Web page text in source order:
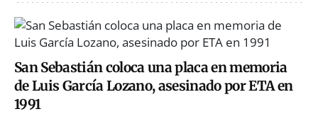
San Sebastián coloca una placa en memoria
de Luis García Lozano, asesinado por ETA en
1991